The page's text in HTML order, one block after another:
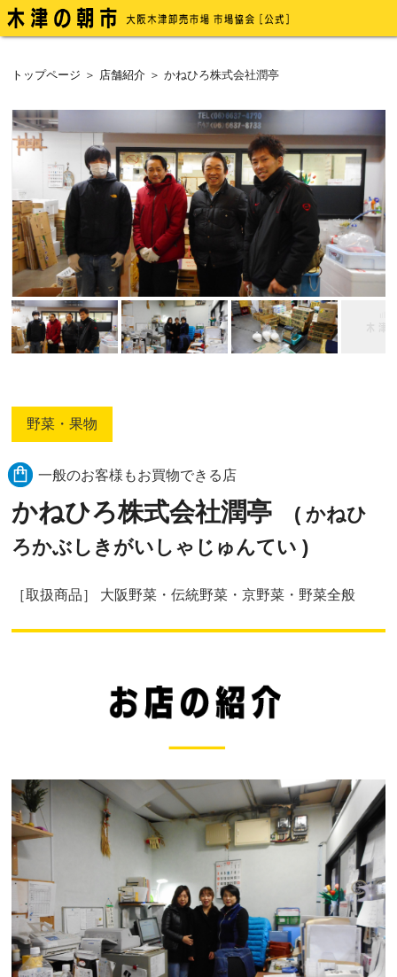
トップページ ＞ 店舗紹介 ＞ かねひろ株式会社潤亭
野菜・果物
一般のお客様もお買物できる店
かねひろ株式会社潤亭
( かねひ
ろかぶしきがいしゃじゅんてい )
［取扱商品］ 大阪野菜・伝統野菜・京野菜・野菜全般